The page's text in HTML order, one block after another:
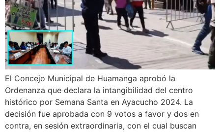
El Concejo Municipal de Huamanga aprobó la
Ordenanza que declara la intangibilidad del centro
histórico por Semana Santa en Ayacucho 2024. La
decisión fue aprobada con 9 votos a favor y dos en
contra, en sesión extraordinaria, con el cual buscan